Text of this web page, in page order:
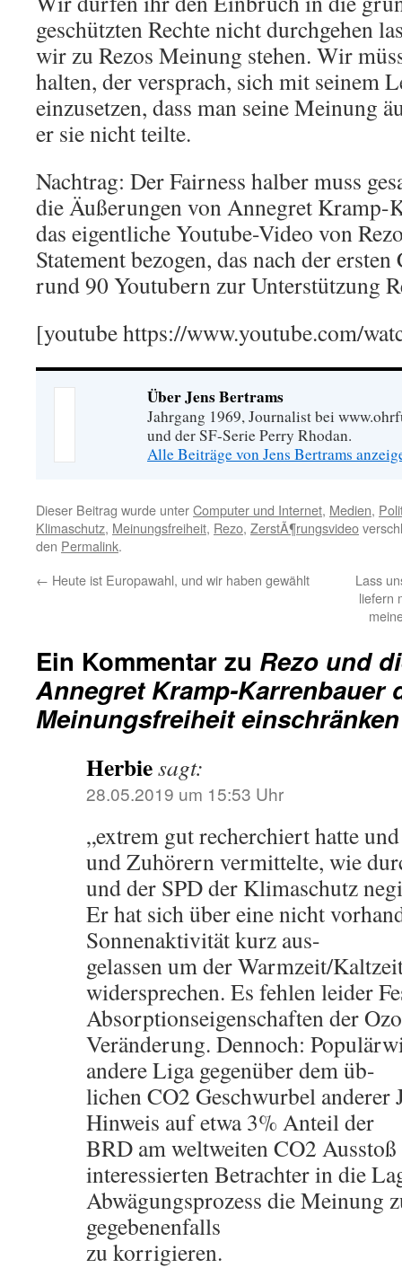
geschützten Rechte nicht durchgehen
wir zu Rezos Meinung stehen. Wir
halten, der versprach, sich mit seinem
einzusetzen, dass man seine Meinung
er sie nicht teilte.
Nachtrag: Der Fairness halber muss
die Äußerungen von Annegret Kramp-
das eigentliche Youtube-Video von
Statement bezogen, das nach der
rund 90 Youtubern zur Unterstützung
[youtube https://www.youtube.com/
Über Jens Bertrams
Jahrgang 1969, Journalist bei
und der SF-Serie Perry Rhodan.
Alle Beiträge von Jens Bertrams
Dieser Beitrag wurde unterComputer und Internet, Medien,
Klimaschutz, Meinungsfreiheit, Rezo, ZerstÃ¶rungsvideo
den Permalink.
← Heute ist Europawahl, und wir haben gewählt
Lass
liefern
Ein Kommentar zu Rezo und
Annegret Kramp-Karrenbauer
Meinungsfreiheit
Herbiesagt:
28.05.2019 um 15:53 Uhr
„extrem gut recherchiert hatte
und Zuhörern vermittelte, wie
und der SPD der Klimaschutz
Er hat sich über eine nicht
Sonnenaktivität kurz aus-
gelassen um der Warmzeit/
widersprechen. Es fehlen leider
Absorptionseigenschaften der
Veränderung. Dennoch:
andere Liga gegenüber dem üb-
lichen CO2 Geschwurbel anderer
Hinweis auf etwa 3% Anteil der
BRD am weltweiten CO2 Ausstoß
interessierten Betrachter in die
Abwägungsprozess die Meinung
gegebenenfalls
zu korrigieren.